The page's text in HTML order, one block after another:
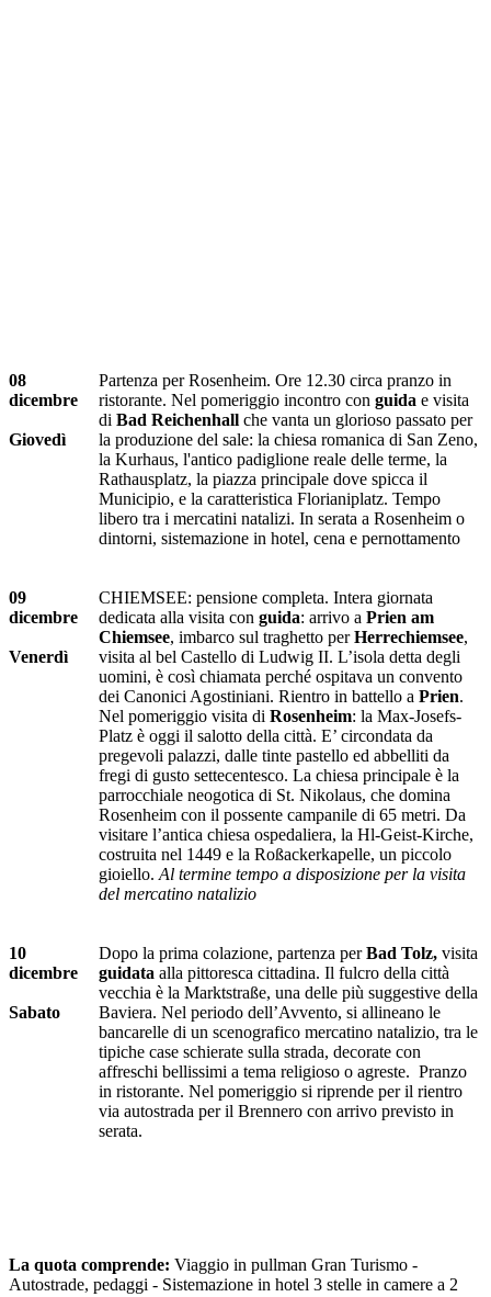
08
dicembre
Giovedì
Partenza per Rosenheim. Ore 12.30 circa pranzo in
ristorante. Nel pomeriggio incontro con guida e visita
di Bad Reichenhall che vanta un glorioso passato per
la produzione del sale: la chiesa romanica di San Zeno,
la Kurhaus, l'antico padiglione reale delle terme, la
Rathausplatz, la piazza principale dove spicca il
Municipio, e la caratteristica Florianiplatz. Tempo
libero tra i mercatini natalizi. In serata a Rosenheim o
dintorni, sistemazione in hotel, cena e pernottamento
09
dicembre
Venerdì
CHIEMSEE: pensione completa. Intera giornata
dedicata alla visita con guida: arrivo a Prien am
Chiemsee, imbarco sul traghetto perHerrechiemsee,
visita al bel Castello di Ludwig II. L’isola detta degli
uomini, è così chiamata perché ospitava un convento
dei Canonici Agostiniani. Rientro in battello a Prien.
Nel pomeriggio visita di Rosenheim: la Max-Josefs-
Platz è oggi il salotto della città. E’ circondata da
pregevoli palazzi, dalle tinte pastello ed abbelliti da
fregi di gusto settecentesco. La chiesa principale è la
parrocchiale neogotica di St. Nikolaus, che domina
Rosenheim con il possente campanile di 65 metri. Da
visitare l’antica chiesa ospedaliera, la Hl-Geist-Kirche,
costruita nel 1449 e la Roßackerkapelle, un piccolo
gioiello. Al termine tempo a disposizione per la visita
del mercatino natalizio
10
dicembre
Sabato
Dopo la prima colazione, partenza perBad Tolz, visita
guidata alla pittoresca cittadina. Il fulcro della città
vecchia è la Marktstraße, una delle più suggestive della
Baviera. Nel periodo dell’Avvento, si allineano le
bancarelle di un scenografico mercatino natalizio, tra le
tipiche case schierate sulla strada, decorate con
affreschi bellissimi a tema religioso o agreste. Pranzo
in ristorante. Nel pomeriggio si riprende per il rientro
via autostrada per il Brennero con arrivo previsto in
serata.
La quota comprende: Viaggio in pullman Gran Turismo -
Autostrade, pedaggi - Sistemazione in hotel 3 stelle in camere a 2